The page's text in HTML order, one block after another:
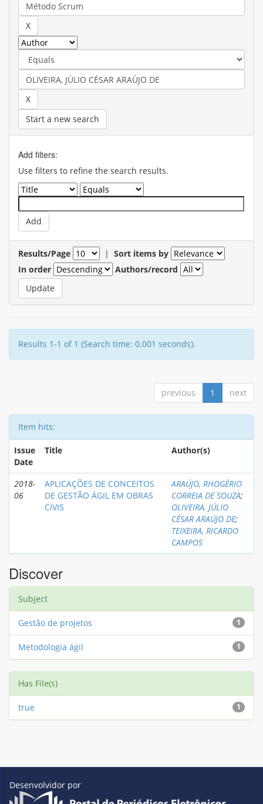
Start a new search
Add filters:
Use filters to refine the search results.
Results/Page | Sort items by
In order
Authors/record
Results 1-1 of 1 (Search time: 0.001 seconds).
previous 1 next
Item hits:
Issue
Date
Title Author(s)
2018-
06
APLICAÇÕES DE CONCEITOS
DE GESTÃO ÁGIL EM OBRAS
CIVIS
ARAÚJO, RHOGÉRIO
CORREIA DE SOUZA;
OLIVEIRA, JÚLIO
CÉSAR ARAÚJO DE;
TEIXEIRA, RICARDO
CAMPOS
Discover
Subject
1
Gestão de projetos
1
Metodologia ágil
Has File(s)
1
true
Desenvolvidor por